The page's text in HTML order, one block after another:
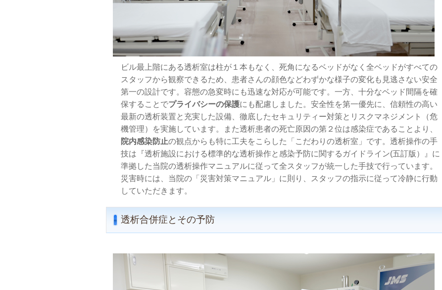
ビル最上階にある透析室は柱が１本もなく、死角になるベッドがなく全ベッドがすべての
スタッフから観察できるため、患者さんの顔色などわずかな様子の変化も見逃さない安全
第一の設計です。容態の急変時にも迅速な対応が可能です。一方、十分なベッド間隔を確
保することでプライバシーの保護にも配慮しました。安全性を第一優先に、信頼性の高い
最新の透析装置と充実した設備、徹底したセキュリティー対策とリスクマネジメント（危
機管理）を実施しています。また透析患者の死亡原因の第２位は感染症であることより、
院内感染防止の観点からも特に工夫をこらした「こだわりの透析室」です。透析操作の手
技は『透析施設における標準的な透析操作と感染予防に関するガイドライン(五訂版）』に
準拠した当院の透析操作マニュアルに従って全スタッフが統一した手技で行っています。
災害時には、当院の「災害対策マニュアル」に則り、スタッフの指示に従って冷静に行動
していただきます。
透析合併症とその予防